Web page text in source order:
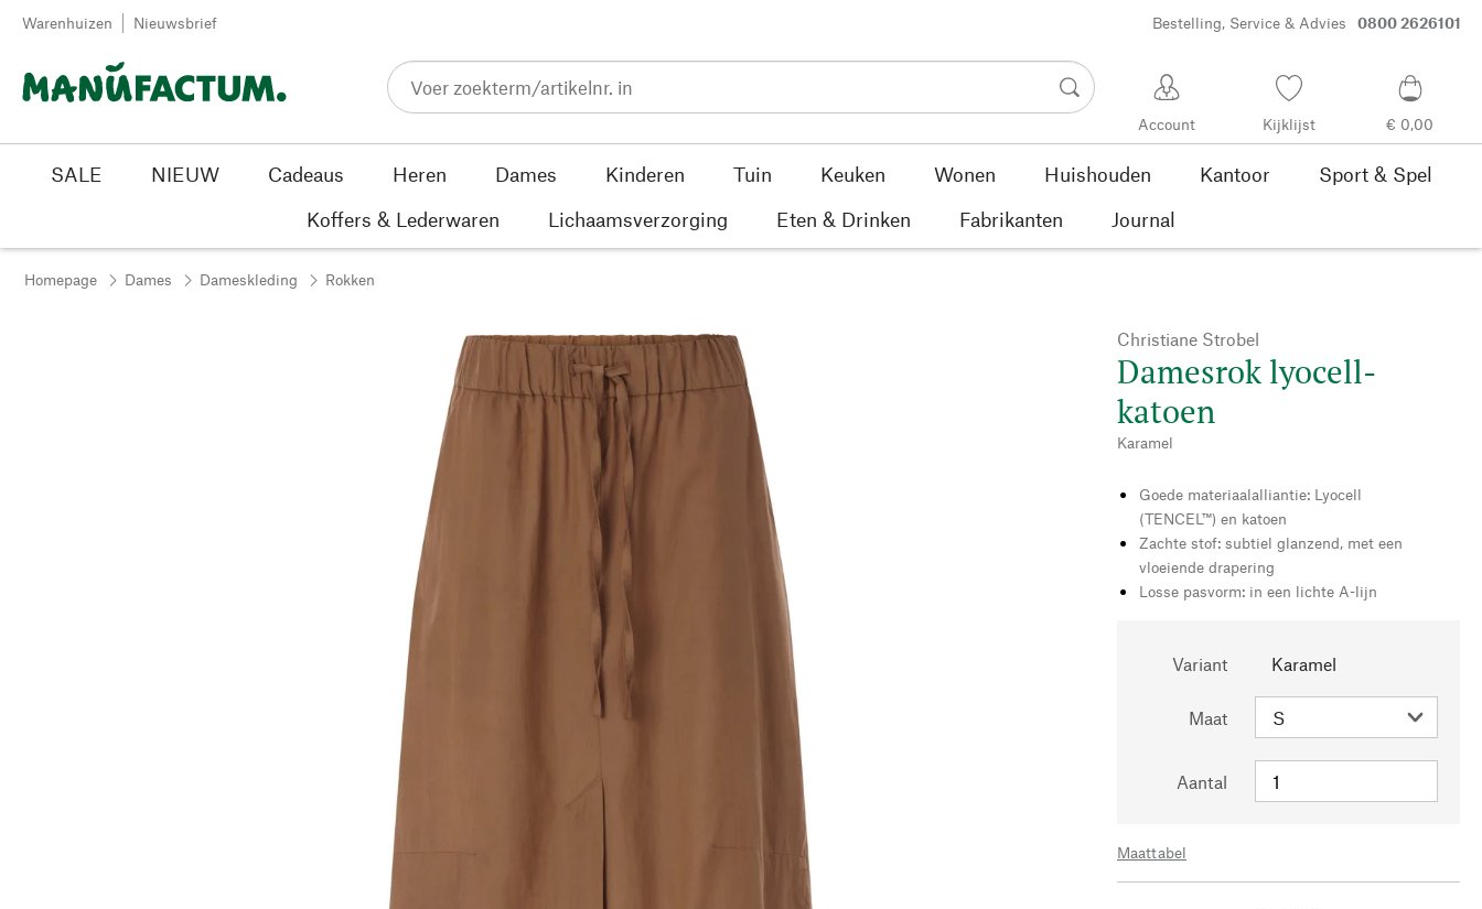
Passer au contenu
Warenhuizen Nieuwsbrief Bestelling, Service & Advies 0800 2626101
Account Kijklijst € 0,00
SALE NIEUW Cadeaus Heren Dames Kinderen Tuin Keuken Wonen Huishouden Kantoor
Sport & Spel
Koffers & Lederwaren
Lichaamsverzorging Eten & Drinken Fabrikanten Journal
Homepage Dames Dameskleding Rokken
Christiane Strobel
Damesrok lyocell-
katoen
Karamel
Goede materiaalalliantie: Lyocell
(TENCEL™) en katoen
Zachte stof: subtiel glanzend, met een
vloeiende drapering
Losse pasvorm: in een lichte A-lijn
Variant Karamel
Maat
Aantal
Maattabel